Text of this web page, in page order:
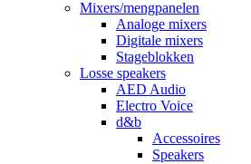
Mixers/mengpanelen
Analoge mixers
Digitale mixers
Stageblokken
Losse speakers
AED Audio
Electro Voice
d&b
Accessoires
Speakers